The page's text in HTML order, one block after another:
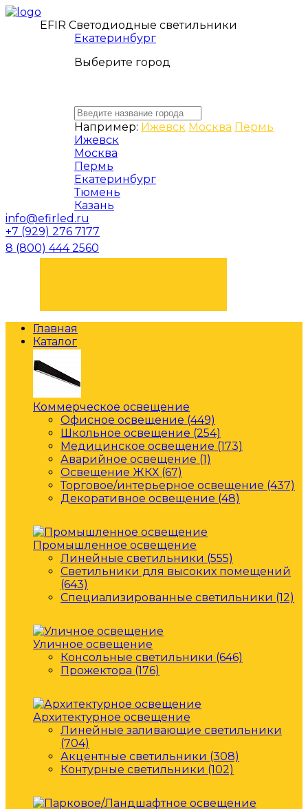
EFIR Светодиодные светильники
Екатеринбург
Выберите город
Например: Ижевск Москва Пермь
Ижевск
Москва
Пермь
Екатеринбург
Тюмень
Казань
info@efirled.ru
+7 (929) 276 7177
8 (800) 444 2560
Главная
Каталог
Коммерческое освещение
Офисное освещение (449)
Школьное освещение (254)
Медицинское освещение (173)
Аварийное освещение (1)
Освещение ЖКХ (67)
Торговое/интерьерное освещение (437)
Декоративное освещение (48)
Промышленное освещение
Линейные светильники (555)
Светильники для высоких помещений
(643)
Специализированные светильники (12)
Уличное освещение
Консольные светильники (646)
Прожектора (176)
Архитектурное освещение
Линейные заливающие светильники
(704)
Акцентные светильники (308)
Контурные светильники (102)